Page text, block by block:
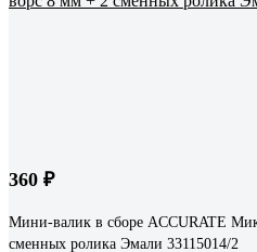
360 ₽
Мини-валик в сборе ACCURATE
сменных ролика Эмали 33115014/2